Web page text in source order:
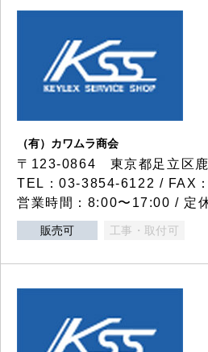
（有）カワムラ商会
〒123-0864 東京都足立区
TEL：03-3854-6122 / FAX
営業時間：8:00〜17:00 / 定
販売可 工事・取付可